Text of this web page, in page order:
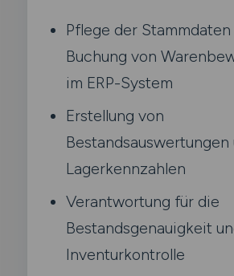
Pflege der Stammdaten
Buchung von
im ERP-System
Erstellung von
Bestandsauswertungen
Lagerkennzahlen
Verantwortung für die
Bestandsgenauigkeit
Inventurkontrolle